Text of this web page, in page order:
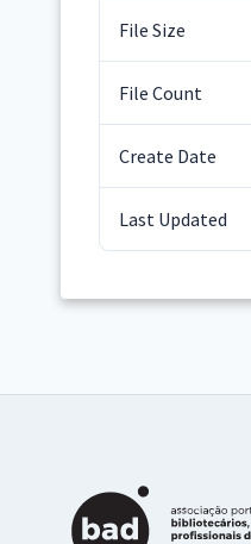
File Size
File Count
Create Date
Last Updated